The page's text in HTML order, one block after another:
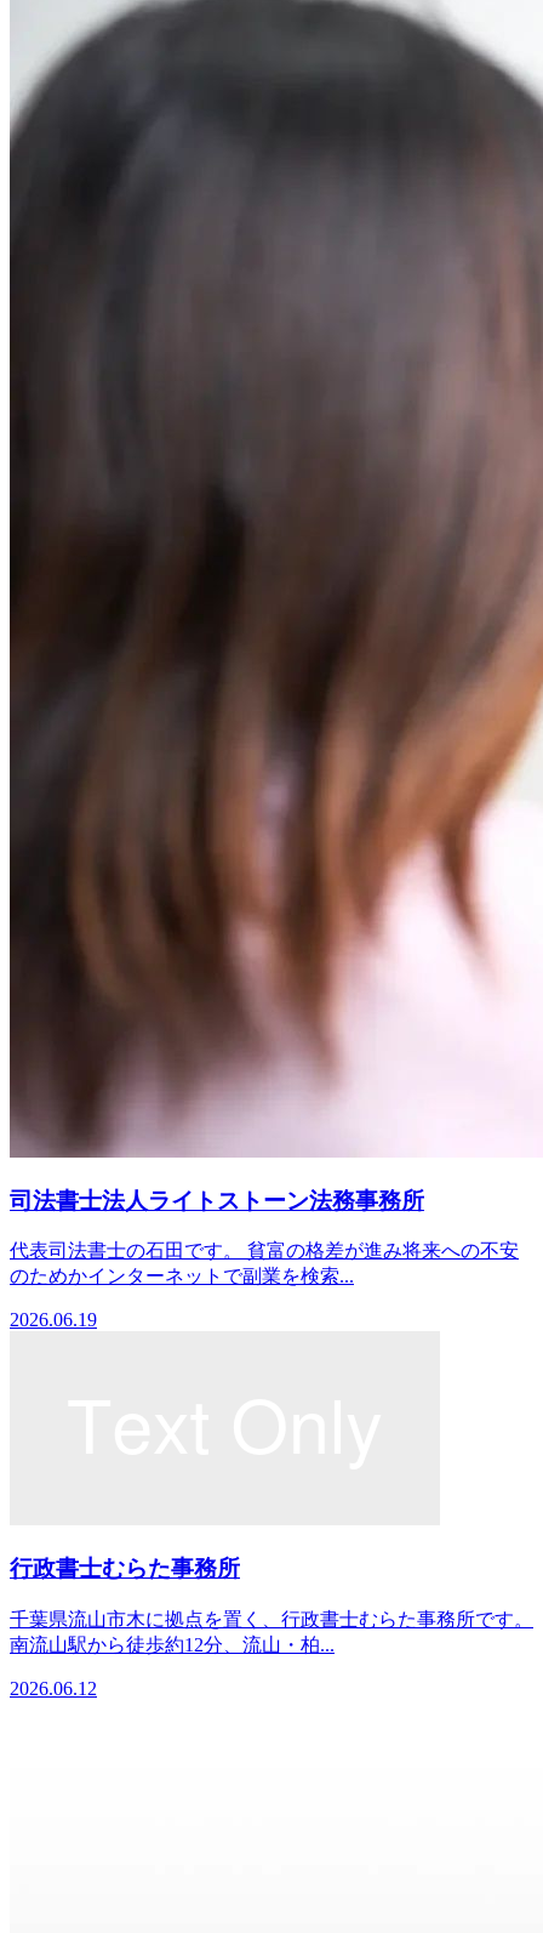
司法書士法人ライトストーン法務事務所
代表司法書士の石田です。 貧富の格差が進み将来への不安
のためかインターネットで副業を検索...
2026.06.19
行政書士むらた事務所
千葉県流山市木に拠点を置く、行政書士むらた事務所です。
南流山駅から徒歩約12分、流山・柏...
2026.06.12